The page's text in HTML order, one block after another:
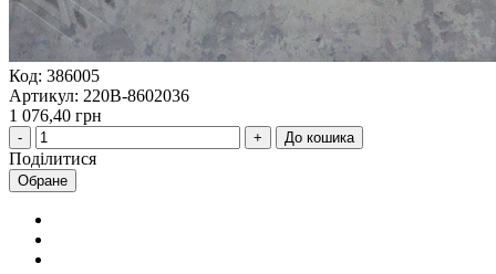
Код: 386005
Артикул: 220В-8602036
1 076,40 грн
До кошика
Поділитися
Обране